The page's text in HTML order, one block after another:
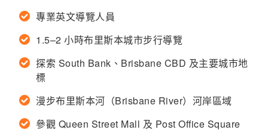
專業英文導覽人員
1.5–2 小時布里斯本城市步行導覽
探索 South Bank、Brisbane CBD 及主要城市地
標
漫步布里斯本河（Brisbane River）河岸區域
參觀 Queen Street Mall 及 Post Office Square